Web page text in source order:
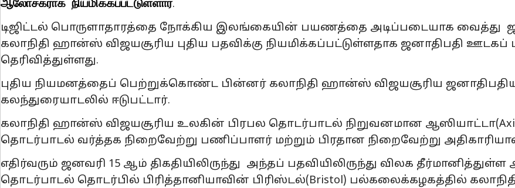
.
டிஜிட்டல் பொருளாதாரத்தை நோக்கிய இலங்கையின் பயணத்தை அடிப்படையாக வைத்து
கலாநிதி ஹான்ஸ் விஜயசூரிய புதிய பதவிக்கு நியமிக்கப்பட்டுள்ளதாக ஜனாதிபதி ஊடகப்
தெரிவித்துள்ளது.
புதிய நியமனத்தைப் பெற்றுக்கொண்ட பின்னர் கலாநிதி ஹான்ஸ் விஜயசூரிய
கலந்துரையாடலில் ஈடுபட்டார்.
கலாநிதி ஹான்ஸ் விஜயசூரிய உலகின் பிரபல தொடர்பாடல் நிறுவனமான
தொடர்பாடல் வர்த்தக நிறைவேற்று பணிப்பாளர் மற்றும் பிரதான நிறைவேற்று
எதிர்வரும் ஜனவரி 15 ஆம் திகதியிலிருந்து அந்தப் பதவியிலிருந்து விலக தீர்மானித்துள்ள
தொடர்பாடல் தொடர்பில் பிரித்தானியாவின் பிரிஸ்டல்(Bristol) பல்கலைக்கழகத்தில்